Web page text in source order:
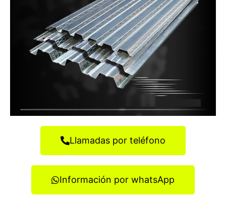
Llamadas por teléfono
Información por whatsApp